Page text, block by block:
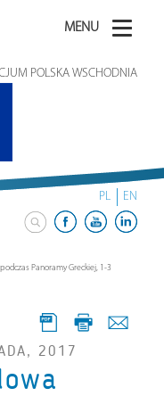
MENU
POLSKA WSCHODNIA
PL EN
Panoramy Greckiej, 1-3
2017